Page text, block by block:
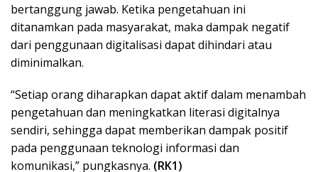
bertanggung jawab. Ketika pengetahuan ini
ditanamkan pada masyarakat, maka dampak negatif
dari penggunaan digitalisasi dapat dihindari atau
diminimalkan.
“Setiap orang diharapkan dapat aktif dalam menambah
pengetahuan dan meningkatkan literasi digitalnya
sendiri, sehingga dapat memberikan dampak positif
pada penggunaan teknologi informasi dan
komunikasi,” pungkasnya. (RK1)